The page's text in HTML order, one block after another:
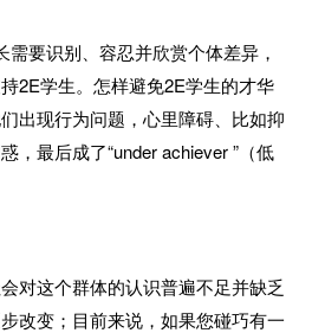
需要识别、容忍并欣赏个体差异，
2E学生。 怎样避免2E学生的才华
出现行为问题，心里障碍、比如抑
，最后成了“under achiever ”（低
对这个群体的认识普遍不足并缺乏
改变；目前来说，如果您碰巧有一